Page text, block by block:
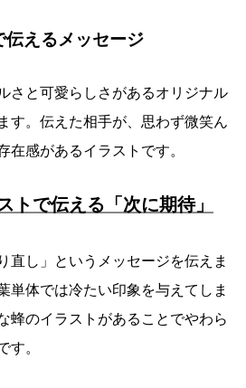
伝えるメッセージ
さと可愛らしさがあるオリジナル
す。伝えた相手が、思わず微笑ん
在感があるイラストです。
トで伝える「次に期待」
直し」というメッセージを伝えま
単体では冷たい印象を与えてしま
蜂のイラストがあることでやわら
。